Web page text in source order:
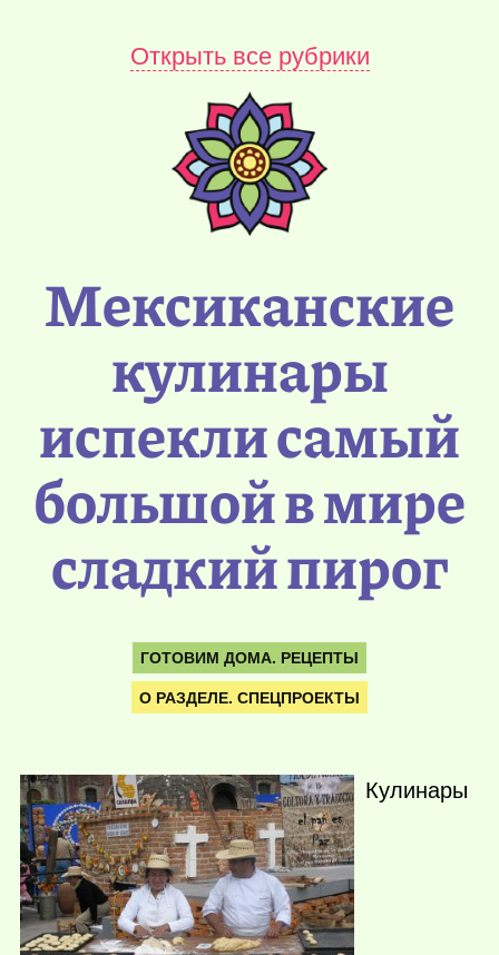
Открыть все рубрики
Мексиканские
кулинары
испекли самый
большой в мире
сладкий пирог
ГОТОВИМ ДОМА. РЕЦЕПТЫ
О РАЗДЕЛЕ. СПЕЦПРОЕКТЫ
Кулинары